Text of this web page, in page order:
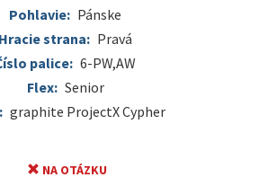
Pohlavie: Pánske
Hracie strana: Pravá
palice: 6-PW,AW
Flex: Senior
graphite ProjectX Cypher
NA OTÁZKU